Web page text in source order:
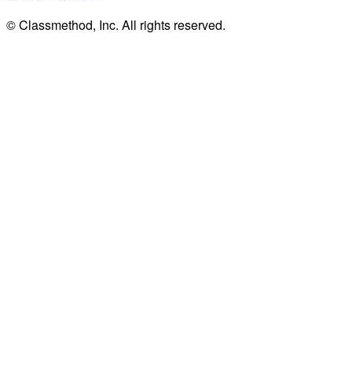
© Classmethod, Inc. All rights reserved.